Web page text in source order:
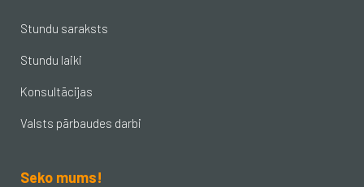
Stundu saraksts
Stundu laiki
Konsultācijas
Valsts pārbaudes darbi
Seko mums!